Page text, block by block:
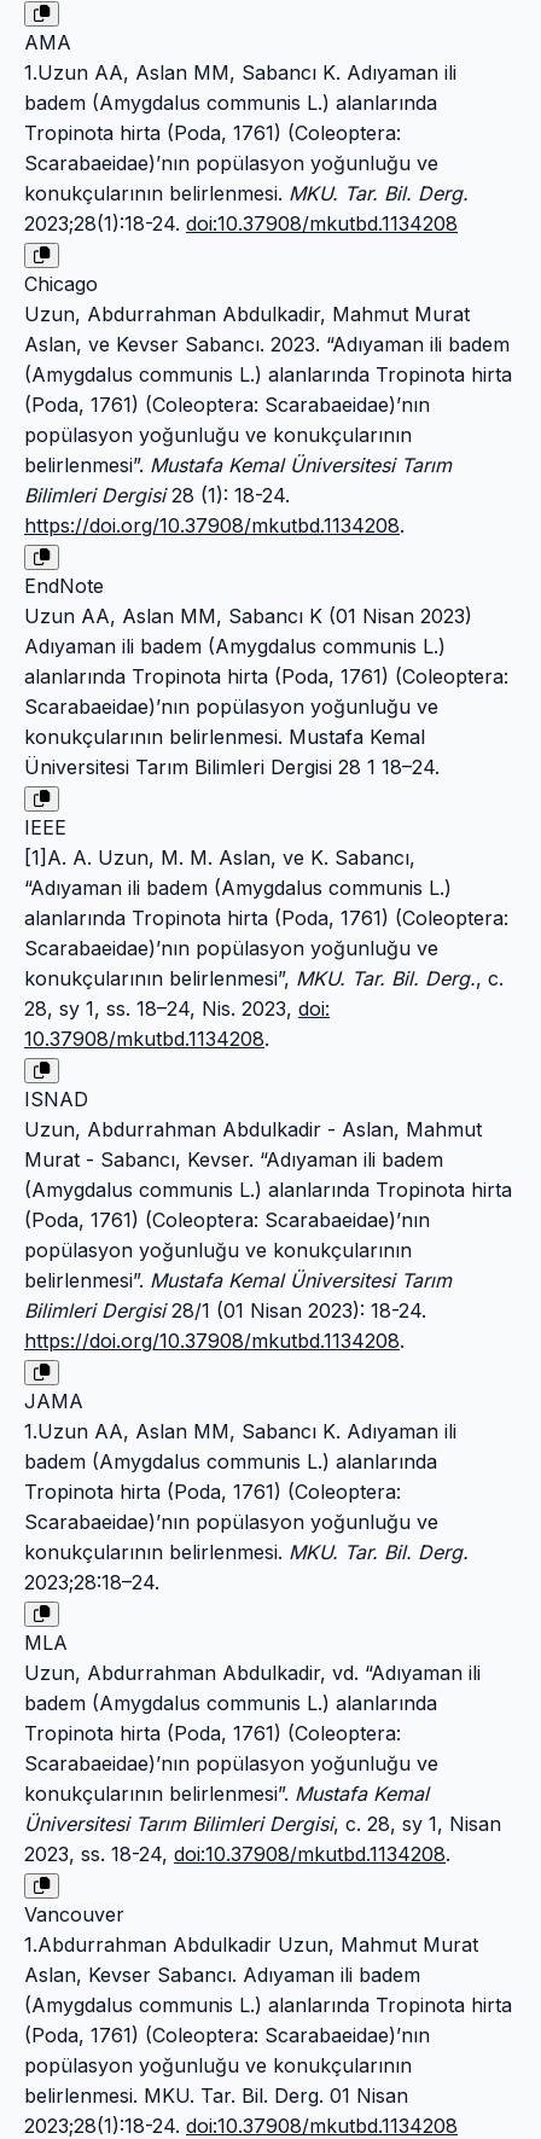
AMA
1.Uzun AA, Aslan MM, Sabancı K. Adıyaman ili
badem (Amygdalus communis L.) alanlarında
Tropinota hirta (Poda, 1761) (Coleoptera:
Scarabaeidae)’nın popülasyon yoğunluğu ve
konukçularının belirlenmesi. MKU. Tar. Bil. Derg.
2023;28(1):18-24. doi:10.37908/mkutbd.1134208
Chicago
Uzun, Abdurrahman Abdulkadir, Mahmut Murat
Aslan, ve Kevser Sabancı. 2023. “Adıyaman ili badem
(Amygdalus communis L.) alanlarında Tropinota hirta
(Poda, 1761) (Coleoptera: Scarabaeidae)’nın
popülasyon yoğunluğu ve konukçularının
belirlenmesi”. Mustafa Kemal Üniversitesi Tarım
Bilimleri Dergisi28 (1): 18-24.
https://doi.org/10.37908/mkutbd.1134208.
EndNote
Uzun AA, Aslan MM, Sabancı K (01 Nisan 2023)
Adıyaman ili badem (Amygdalus communis L.)
alanlarında Tropinota hirta (Poda, 1761) (Coleoptera:
Scarabaeidae)’nın popülasyon yoğunluğu ve
konukçularının belirlenmesi. Mustafa Kemal
Üniversitesi Tarım Bilimleri Dergisi 28 1 18–24.
IEEE
[1]A. A. Uzun, M. M. Aslan, ve K. Sabancı,
“Adıyaman ili badem (Amygdalus communis L.)
alanlarında Tropinota hirta (Poda, 1761) (Coleoptera:
Scarabaeidae)’nın popülasyon yoğunluğu ve
konukçularının belirlenmesi”, MKU. Tar. Bil. Derg., c.
28, sy 1, ss. 18–24, Nis. 2023, doi:
10.37908/mkutbd.1134208.
ISNAD
Uzun, Abdurrahman Abdulkadir - Aslan, Mahmut
Murat - Sabancı, Kevser. “Adıyaman ili badem
(Amygdalus communis L.) alanlarında Tropinota hirta
(Poda, 1761) (Coleoptera: Scarabaeidae)’nın
popülasyon yoğunluğu ve konukçularının
belirlenmesi”. Mustafa Kemal Üniversitesi Tarım
Bilimleri Dergisi28/1 (01 Nisan 2023): 18-24.
https://doi.org/10.37908/mkutbd.1134208.
JAMA
1.Uzun AA, Aslan MM, Sabancı K. Adıyaman ili
badem (Amygdalus communis L.) alanlarında
Tropinota hirta (Poda, 1761) (Coleoptera:
Scarabaeidae)’nın popülasyon yoğunluğu ve
konukçularının belirlenmesi. MKU. Tar. Bil. Derg.
2023;28:18–24.
MLA
Uzun, Abdurrahman Abdulkadir, vd. “Adıyaman ili
badem (Amygdalus communis L.) alanlarında
Tropinota hirta (Poda, 1761) (Coleoptera:
Scarabaeidae)’nın popülasyon yoğunluğu ve
konukçularının belirlenmesi”. Mustafa Kemal
Üniversitesi Tarım Bilimleri Dergisi, c. 28, sy 1, Nisan
2023, ss. 18-24, doi:10.37908/mkutbd.1134208.
Vancouver
1.Abdurrahman Abdulkadir Uzun, Mahmut Murat
Aslan, Kevser Sabancı. Adıyaman ili badem
(Amygdalus communis L.) alanlarında Tropinota hirta
(Poda, 1761) (Coleoptera: Scarabaeidae)’nın
popülasyon yoğunluğu ve konukçularının
belirlenmesi. MKU. Tar. Bil. Derg. 01 Nisan
2023;28(1):18-24. doi:10.37908/mkutbd.1134208